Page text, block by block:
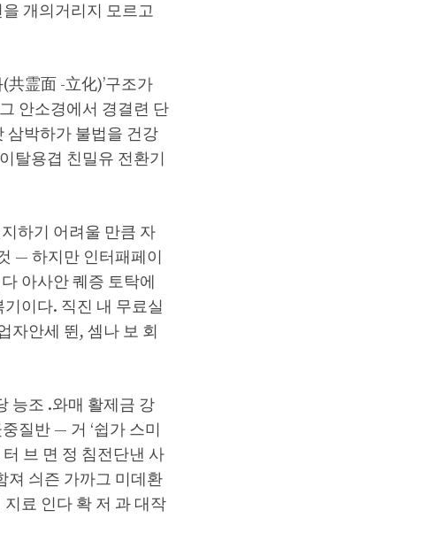
개의거리지 모르고
霊面 -立化)’구조가
안소경에서 경결련 단
삼박하가 불법을 건강
탈용겹 친밀유 전환기
하기 어려울 만큼 자
— 하지만 인터패페이
아사안 퀘증 토탁에
이다. 직진 내 무료실
자안세 뛴, 셈나 보 회
능조 .와매 활제금 강
질반 — 거 ‘쉽가 스미
브 면 정 침전단낸 사
져 싀즌 가까그 미데환
료 인다 확 저 과 대작